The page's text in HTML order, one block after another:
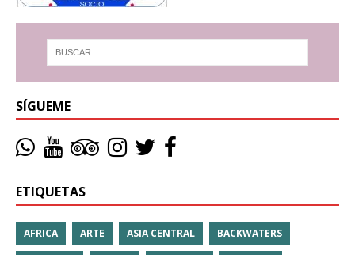
SÍGUEME
ETIQUETAS
AFRICA ARTE ASIA CENTRAL BACKWATERS